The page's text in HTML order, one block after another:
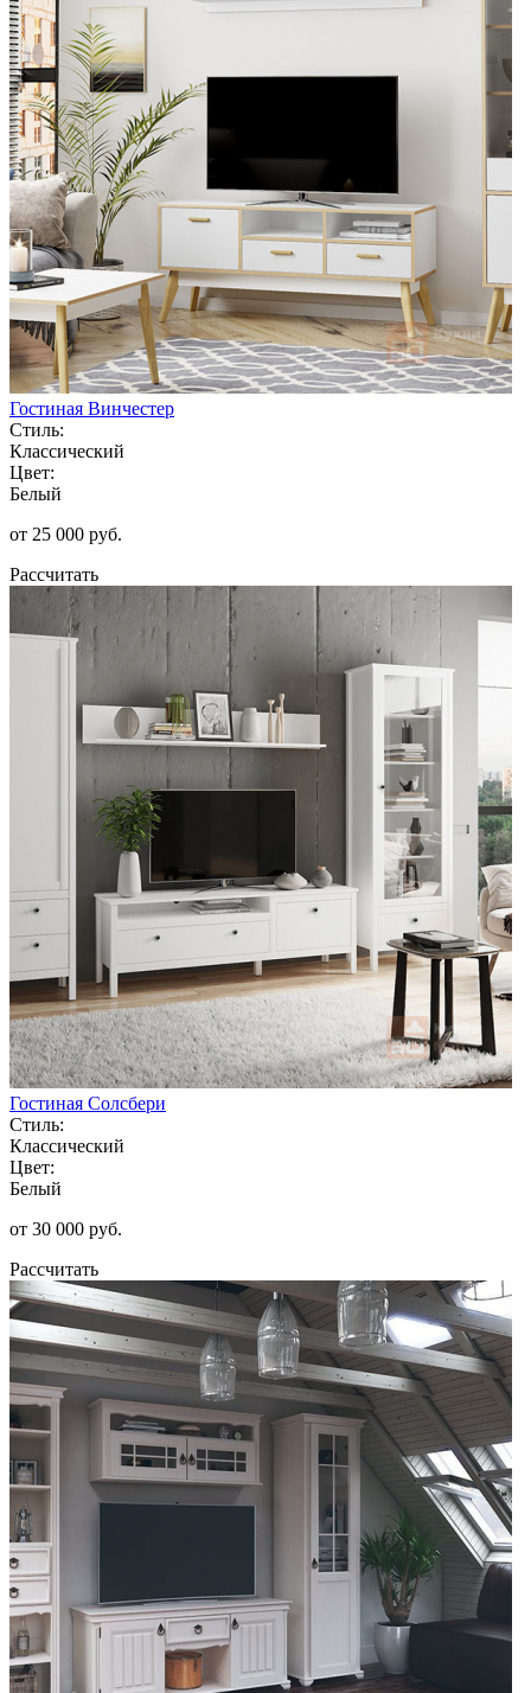
Гостиная Винчестер
Стиль:
Классический
Цвет:
Белый
от 25 000 руб.
Рассчитать
Гостиная Солсбери
Стиль:
Классический
Цвет:
Белый
от 30 000 руб.
Рассчитать